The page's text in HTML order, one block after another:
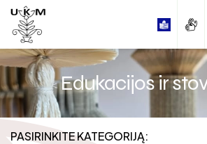
Edukacijos ir
PASIRINKITE KATEGORIJĄ: